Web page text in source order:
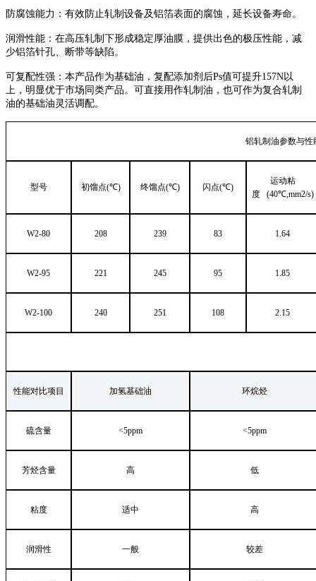
防腐蚀能力：有效防止轧制设备及铝箔表面的腐蚀，延长设备寿命。
润滑性能：在高压轧制下形成稳定厚油膜，提供出色的极压性能，减
少铝箔针孔、断带等缺陷。
可复配性强：本产品作为基础油，复配添加剂后Ps值可提升157N以
上，明显优于市场同类产品。可直接用作轧制油，也可作为复合轧制
油的基础油灵活调配。
铝轧制油参数与性
型号 初馏点(℃) 终馏点(℃) 闪点(℃)
运动粘
度(40℃,mm2/s)
W2-80 208 239 83 1.64
W2-95 221 245 95 1.85
W2-100 240 251 108 2.15
性能对比项目 加氢基础油 环烷烃
硫含量 <5ppm <5ppm
芳烃含量 高 低
粘度 适中 高
润滑性 一般 较差